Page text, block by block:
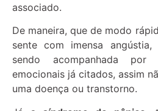
associado.
De maneira, que de modo
sente com imensa
sendo acompanhada
emocionais já citados, assim
uma doença ou transtorno.